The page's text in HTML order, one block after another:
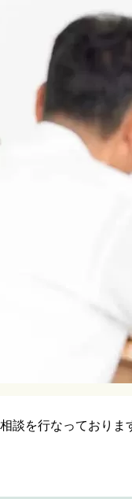
談を行なっておりま